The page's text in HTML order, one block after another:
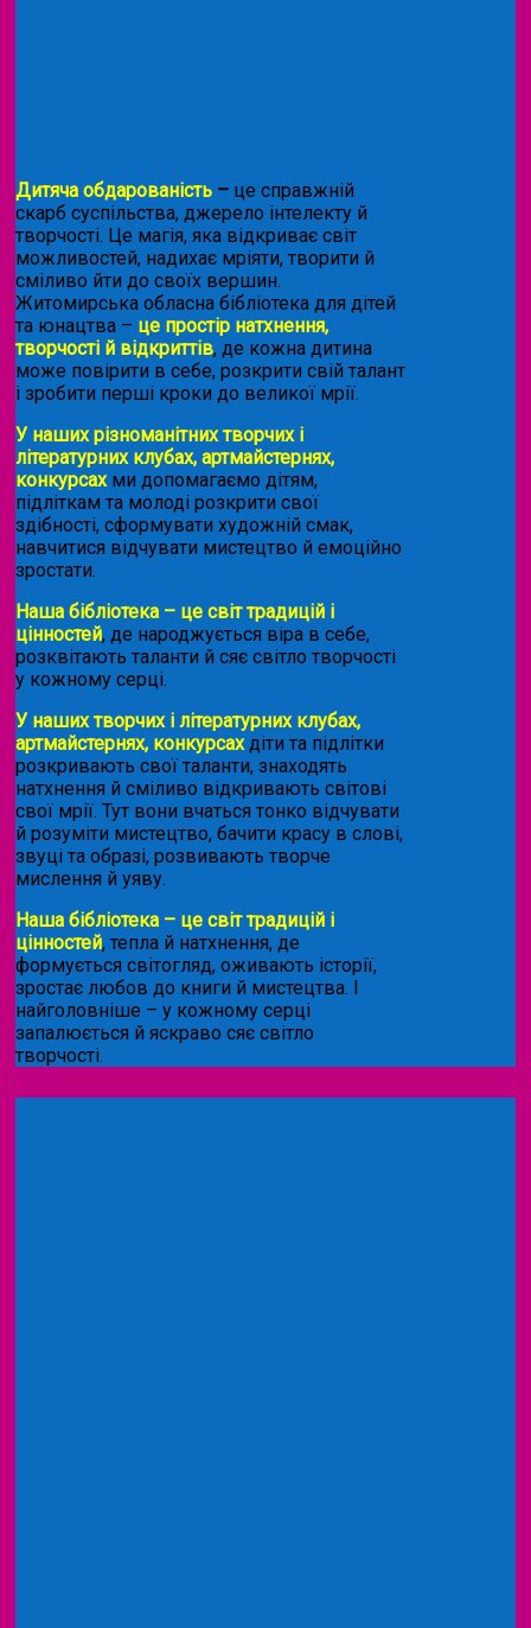
Дитяча обдарованість – це справжній
скарб суспільства, джерело інтелекту й
творчості. Це магія, яка відкриває світ
можливостей, надихає мріяти, творити й
сміливо йти до своїх вершин.
Житомирська обласна бібліотека для дітей
та юнацтва – це простір натхнення,
творчості й відкриттів, де кожна дитина
може повірити в себе, розкрити свій талант
і зробити перші кроки до великої мрії.
У наших різноманітних творчих і
літературних клубах, артмайстернях,
конкурсахми допомагаємо дітям,
підліткам та молоді розкрити свої
здібності, сформувати художній смак,
навчитися відчувати мистецтво й емоційно
зростати.
Наша бібліотека – це світ традицій і
цінностей, де народжується віра в себе,
розквітають таланти й сяє світло творчості
у кожному серці.
У наших творчих і літературних клубах,
артмайстернях, конкурсахдіти та підлітки
розкривають свої таланти, знаходять
натхнення й сміливо відкривають світові
свої мрії. Тут вони вчаться тонко відчувати
й розуміти мистецтво, бачити красу в слові,
звуці та образі, розвивають творче
мислення й уяву.
Наша бібліотека – це світ традицій і
цінностей, тепла й натхнення, де
формується світогляд, оживають історії,
зростає любов до книги й мистецтва. І
найголовніше – у кожному серці
запалюється й яскраво сяє світло
творчості.